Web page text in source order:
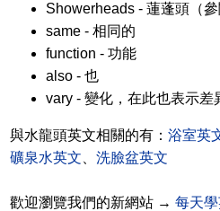
Showerheads - 蓮蓬頭（參
same - 相同的
function - 功能
also - 也
vary - 變化，在此也表示差
與水龍頭英文相關的有： 浴室英
礦泉水英文
洗臉盆英文
歡迎瀏覽我們的新網站 → 每天